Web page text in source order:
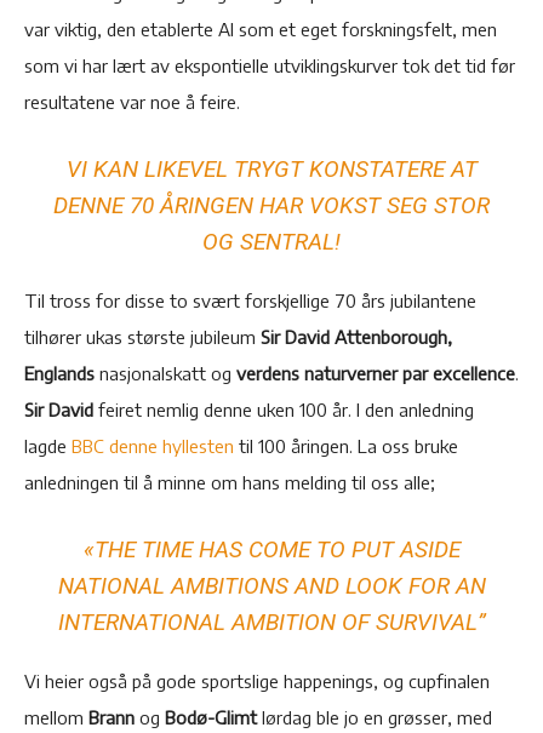
var viktig, den etablerte AI som et eget forskningsfelt, men
som vi har lært av ekspontielle utviklingskurver tok det tid før
resultatene var noe å feire.
VI KAN LIKEVEL TRYGT KONSTATERE AT
DENNE 70 ÅRINGEN HAR VOKST SEG STOR
OG SENTRAL!
Til tross for disse to svært forskjellige 70 års jubilantene
tilhører ukas største jubileum Sir David Attenborough,
Englands nasjonalskatt og verdens naturverner par excellence.
Sir David feiret nemlig denne uken 100 år. I den anledning
lagde BBC denne hyllesten til 100 åringen. La oss bruke
anledningen til å minne om hans melding til oss alle;
«THE TIME HAS COME TO PUT ASIDE
NATIONAL AMBITIONS AND LOOK FOR AN
INTERNATIONAL AMBITION OF SURVIVAL”
Vi heier også på gode sportslige happenings, og cupfinalen
mellom Brann og Bodø-Glimtlørdag ble jo en grøsser, med